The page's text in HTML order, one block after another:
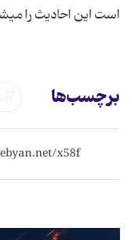
است‎ این‎ احادیث را می‎شنود.
برچسب‌ها